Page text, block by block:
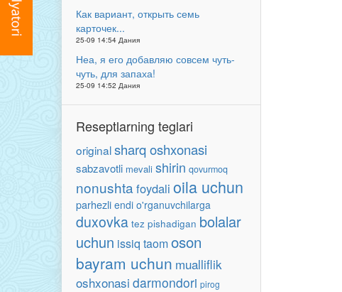
Как вариант, открыть семь
карточек...
25-09 14:54 Дания
Неа, я его добавляю совсем чуть-
чуть, для запаха!
25-09 14:52 Дания
Reseptlarning teglari
originalsharq oshxonasi
sabzavotli mevali shirin qovurmoq
nonushta foydali oila uchun
parhezli endi o'rganuvchilarga
duxovka tez pishadigan bolalar
uchun issiq taomoson
bayram uchun mualliflik
oshxonasi darmondori pirog